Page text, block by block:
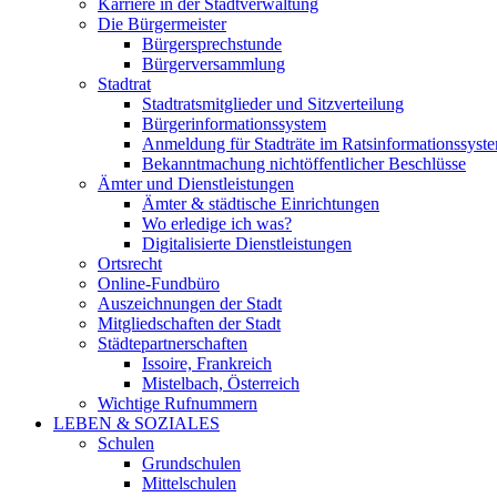
Karriere in der Stadtverwaltung
Die Bürgermeister
Bürgersprechstunde
Bürgerversammlung
Stadtrat
Stadtratsmitglieder und Sitzverteilung
Bürgerinformationssystem
Anmeldung für Stadträte im
Bekanntmachung nichtöffentlicher Beschlüsse
Ämter und Dienstleistungen
Ämter & städtische Einrichtungen
Wo erledige ich was?
Digitalisierte Dienstleistungen
Ortsrecht
Online-Fundbüro
Auszeichnungen der Stadt
Mitgliedschaften der Stadt
Städtepartnerschaften
Issoire, Frankreich
Mistelbach, Österreich
Wichtige Rufnummern
LEBEN & SOZIALES
Schulen
Grundschulen
Mittelschulen